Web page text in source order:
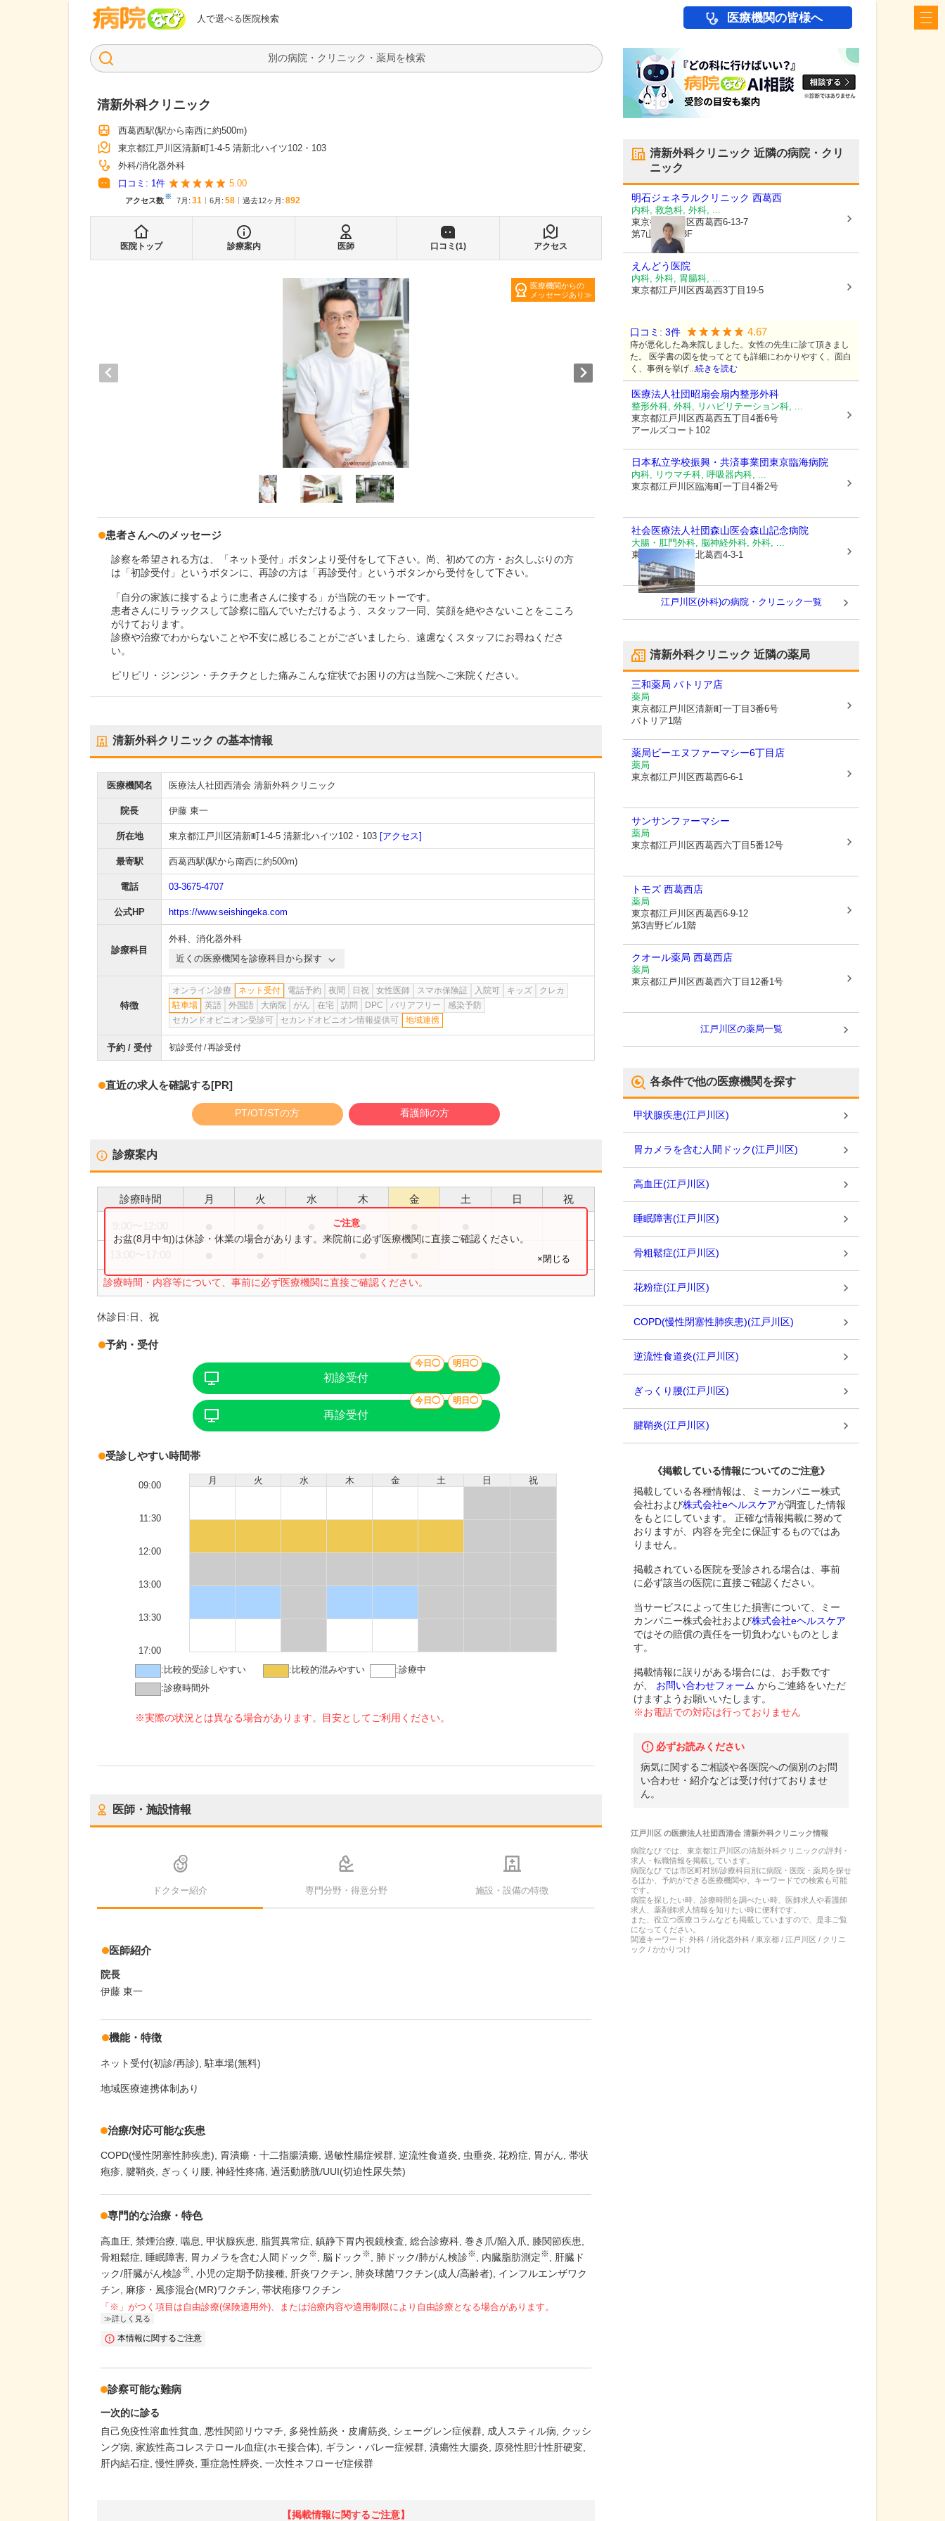
人で選べる医院検索
病院なび 医療機関の皆様へ
検索
清新外科クリニック
西葛西駅(駅から南西に約500m)
東京都江戸川区清新町1-4-5 清新北ハイツ102・103
外科 消化器外科
口コミ: 1件 5.00
アクセス数※ 7月 : 31 6月 : 58 過去12ヶ月: 892
医院トップ 診療案内 医師 口コミ(1) アクセス
医療機関からの
メッセージあり
患者さんへのメッセージ
診察を希望される方は、「ネット受付」ボタンより受付をして下さい。尚、初めての方・お久しぶりの方
は「初診受付」というボタンに、再診の方は「再診受付」というボタンから受付をして下さい。
「自分の家族に接するように患者さんに接する」が当院のモットーです。
患者さんにリラックスして診察に臨んでいただけるよう、スタッフ一同、笑顔を絶やさないことをこころ
がけております。
診療や治療でわからないことや不安に感じることがございましたら、遠慮なくスタッフにお尋ねくださ
い。
ピリピリ・ジンジン・チクチクとした痛みこんな症状でお困りの方は当院へご来院ください。
清新外科クリニック の基本情報
医療機関名 医療法人社団西清会 清新外科クリニック
院長 伊藤 東一
所在地 東京都江戸川区清新町1-4-5 清新北ハイツ102・103 [アクセス]
最寄駅 西葛西駅(駅から南西に約500m)
電話 03-3675-4707
公式HP https://www.seishingeka.com
診療科目
外科、 消化器外科
近くの医療機関を診療科目から探す
特徴
オンライン診療 ネット受付 電話予約 夜間 日祝 女性医師 スマホ保険証 入院可 キッズ
クレカ
駐車場
英語 外国語 大病院 がん 在宅 訪問 DPC バリアフリー
感染予防
セカンドオピニオン受診可
セカンドオピニオン情報提供可 地域連携
予約 / 受付 初診受付 再診受付
直近の求人を確認する[PR]
PT/OT/STの方 看護師の方
診療案内
診療時間 月 火 水 木 金 土 日 祝
●
診療時間・内容等について、事前に必ず医療機関に直接ご確認ください。
お盆(8月中旬)は休診・休業の場合があります。来院前に必ず医療機関に直接ご確認ください。
×閉じる
休診日:日、祝
予約・受付
初診受付
今日◯ 明日◯
再診受付
今日◯ 明日◯
受診しやすい時間帯
月 火 水 木 金 土 日 祝
09:00
11:30
12:00
13:00
13:30
17:00
: 比較的受診しやすい : 比較的混みやすい :診療中
:診療時間外
※実際の状況とは異なる場合があります。目安としてご利用ください。
医師・施設情報
ドクター紹介 専門分野・得意分野 施設・設備の特徴
医師紹介
院長
伊藤 東一
機能・特徴
ネット受付(初診/再診) 駐車場(無料)
地域医療連携体制あり
治療/対応可能な疾患
COPD(慢性閉塞性肺疾患) 胃潰瘍・十二指腸潰瘍 過敏性腸症候群 逆流性食道炎 虫垂炎 花粉症 胃がん 帯状
疱疹 腱鞘炎 ぎっくり腰 神経性疼痛 過活動膀胱/UUI(切迫性尿失禁)
専門的な治療・特色
高血圧 禁煙治療 喘息 甲状腺疾患 脂質異常症 鎮静下胃内視鏡検査 総合診療科 巻き爪/陥入爪
膝関節疾患
骨粗鬆症
睡眠障害 胃カメラを含む人間ドック ※ 脳ドック ※ 肺ドック/肺がん検診※ 内臓脂肪測定※
肝臓ド
ック/肝臓がん検診※ 小児の定期予防接種 肝炎ワクチン 肺炎球菌ワクチン(成人/高齢者)
インフルエンザワク
チン
麻疹・風疹混合(MR)ワクチン 帯状疱疹ワクチン
「※」がつく項目は自由診療(保険適用外)、または治療内容や適用制限により自由診療となる場合があります。
詳しく見る
本情報に関するご注意
診察可能な難病
一次的に診る
自己免疫性溶血性貧血
悪性関節リウマチ 多発性筋炎・皮膚筋炎 シェーグレン症候群 成人スティル病
クッシ
ング病 家族性高コレステロール血症(ホモ接合体) ギラン・バレー症候群 潰瘍性大腸炎
原発性胆汁性肝硬変
肝内結石症 慢性膵炎 重症急性膵炎 一次性ネフローゼ症候群
【掲載情報に関するご注意】
清新外科クリニック 近隣の病院・クリ
ニック
明石ジェネラルクリニック 西葛西
内科, 救急科, 外科, ...
東京都江戸川区西葛西6-13-7
第7山秀ビル3F
えんどう医院
内科, 外科, 胃腸科, ...
東京都江戸川区西葛西3丁目19-5
口コミ: 3件 4.67
痔が悪化した為来院しました。女性の先生に診て頂きまし
た。 医学書の図を使ってとても詳細にわかりやすく、面白
く、事例を挙げ...続きを読む
医療法人社団昭扇会扇内整形外科
整形外科, 外科, リハビリテーション科, ...
東京都江戸川区西葛西五丁目4番6号
アールズコート102
日本私立学校振興・共済事業団東京臨海病院
内科, リウマチ科, 呼吸器内科, ...
東京都江戸川区臨海町一丁目4番2号
社会医療法人社団森山医会森山記念病院
大腸・肛門外科, 脳神経外科, 外科, ...
東京都江戸川区北葛西4-3-1
江戸川区(外科)の病院・クリニック一覧
清新外科クリニック 近隣の薬局
三和薬局 パトリア店
薬局
東京都江戸川区清新町一丁目3番6号
パトリア1階
薬局ビーエヌファーマシー6丁目店
薬局
東京都江戸川区西葛西6-6-1
サンサンファーマシー
薬局
東京都江戸川区西葛西六丁目5番12号
トモズ 西葛西店
薬局
東京都江戸川区西葛西6-9-12
第3吉野ビル1階
クオール薬局 西葛西店
薬局
東京都江戸川区西葛西六丁目12番1号
江戸川区の薬局一覧
各条件で他の医療機関を探す
甲状腺疾患(江戸川区)
胃カメラを含む人間ドック(江戸川区)
高血圧(江戸川区)
睡眠障害(江戸川区)
骨粗鬆症(江戸川区)
花粉症(江戸川区)
COPD(慢性閉塞性肺疾患)(江戸川区)
逆流性食道炎(江戸川区)
ぎっくり腰(江戸川区)
腱鞘炎(江戸川区)
《掲載している情報についてのご注意》
掲載している各種情報は、ミーカンパニー株式
会社および株式会社eヘルスケアが調査した情報
をもとにしています。 正確な情報掲載に努めて
おりますが、内容を完全に保証するものではあ
りません。
掲載されている医院を受診される場合は、事前
に必ず該当の医院に直接ご確認ください。
当サービスによって生じた損害について、ミー
カンパニー株式会社および株式会社eヘルスケア
ではその賠償の責任を一切負わないものとしま
す。
掲載情報に誤りがある場合には、お手数です
が、
お問い合わせフォーム からご連絡をいただ
けますようお願いいたします。
※お電話での対応は行っておりません
必ずお読みください
病気に関するご相談や各医院への個別のお問
い合わせ・紹介などは受け付けておりませ
ん。
江戸川区の医療法人社団西清会 清新外科クリニック情報
病院なび では、 東京都江戸川区の清新外科クリニックの評判・
求人・転職情報を掲載しています。
病院なび では市区町村別/診療科目別に病院・医院・薬局を探せ
るほか、予約ができる医療機関や、キーワードでの検索も可能
です。
病院を探したい時、診療時間を調べたい時、医師求人や看護師
求人、薬剤師求人情報を知りたい時に便利です。
また、役立つ医療コラムなども掲載していますので、是非ご覧
になってください。
関連キーワード: 外科 / 消化器外科 / 東京都 / 江戸川区 / クリニ
ック / かかりつけ